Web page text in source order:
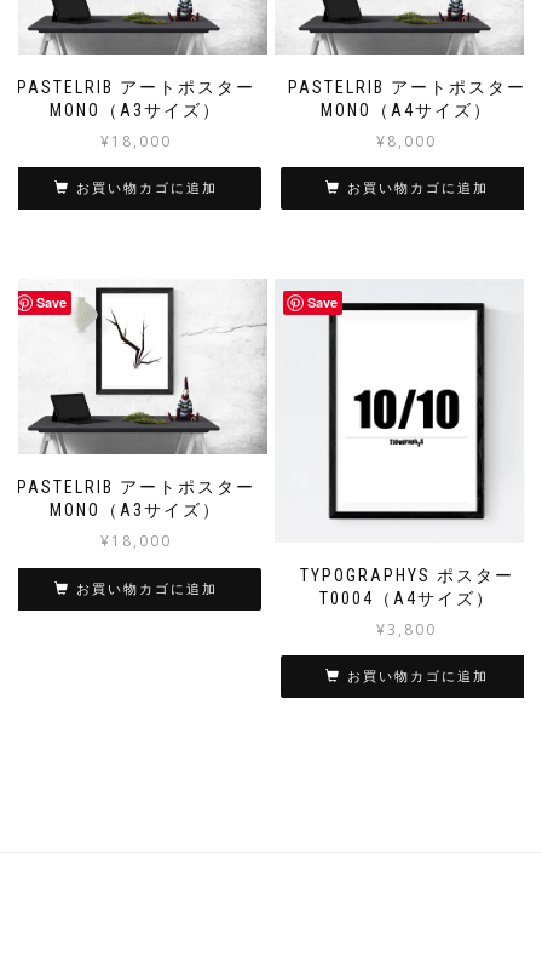
PASTELRIB アートポスター
MONO（A3サイズ）
¥18,000
お買い物カゴに追加
PASTELRIB アートポスター
MONO（A4サイズ）
¥8,000
お買い物カゴに追加
Save
PASTELRIB アートポスター
MONO（A3サイズ）
¥18,000
お買い物カゴに追加
Save
TYPOGRAPHYS ポスター
T0004（A4サイズ）
¥3,800
お買い物カゴに追加